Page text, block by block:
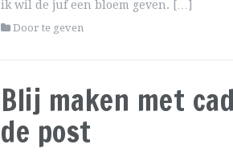
ik wil de juf een bloem geven. […]
Door te geven
Blij maken met
de post